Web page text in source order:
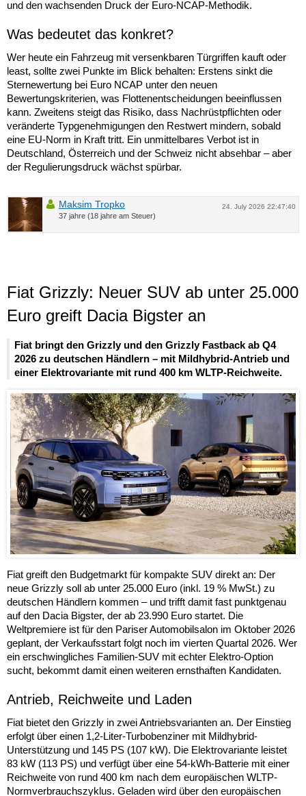
und den wachsenden Druck der Euro-NCAP-Methodik.
Was bedeutet das konkret?
Wer heute ein Fahrzeug mit versenkbaren Türgriffen kauft oder
least, sollte zwei Punkte im Blick behalten: Erstens sinkt die
Sternewertung bei Euro NCAP unter den neuen
Bewertungskriterien, was Flottenentscheidungen beeinflussen
kann. Zweitens steigt das Risiko, dass Nachrüstpflichten oder
veränderte Typgenehmigungen den Restwert mindern, sobald
eine EU-Norm in Kraft tritt. Ein unmittelbares Verbot ist in
Deutschland, Österreich und der Schweiz nicht absehbar – aber
der Regulierungsdruck wächst spürbar.
24. July 2026 22:47:40
Maksim Tropko
37 jahre (18 jahre am Steuer)
Fiat Grizzly: Neuer SUV ab unter 25.000
Euro greift Dacia Bigster an
Fiat bringt den Grizzly und den Grizzly Fastback ab Q4
2026 zu deutschen Händlern – mit Mildhybrid-Antrieb und
einer Elektrovariante mit rund 400 km WLTP-Reichweite.
Fiat greift den Budgetmarkt für kompakte SUV direkt an: Der
neue Grizzly soll ab unter 25.000 Euro (inkl. 19 % MwSt.) zu
deutschen Händlern kommen – und trifft damit fast punktgenau
auf den Dacia Bigster, der ab 23.990 Euro startet. Die
Weltpremiere ist für den Pariser Automobilsalon im Oktober 2026
geplant, der Verkaufsstart folgt noch im vierten Quartal 2026. Wer
ein erschwingliches Familien-SUV mit echter Elektro-Option
sucht, bekommt damit einen weiteren ernsthaften Kandidaten.
Antrieb, Reichweite und Laden
Fiat bietet den Grizzly in zwei Antriebsvarianten an. Der Einstieg
erfolgt über einen 1,2-Liter-Turbobenziner mit Mildhybrid-
Unterstützung und 145 PS (107 kW). Die Elektrovariante leistet
83 kW (113 PS) und verfügt über eine 54-kWh-Batterie mit einer
Reichweite von rund 400 km nach dem europäischen WLTP-
Normverbrauchszyklus. Geladen wird über den europäischen